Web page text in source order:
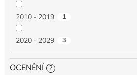
2010 - 2019 1
2020 - 2029 3
OCENĚNÍ ?